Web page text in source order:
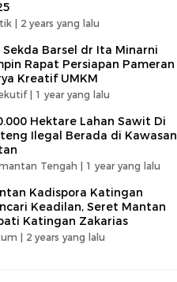
| 2 years yang lalu
Sekda Barsel dr Ita Minarni
Rapat Persiapan Pameran
Kreatif UMKM
| 1 year yang lalu
Hektare Lahan Sawit Di
Ilegal Berada di Kawasan
Tengah | 1 year yang lalu
Kadispora Katingan
Keadilan, Seret Mantan
Katingan Zakarias
| 2 years yang lalu